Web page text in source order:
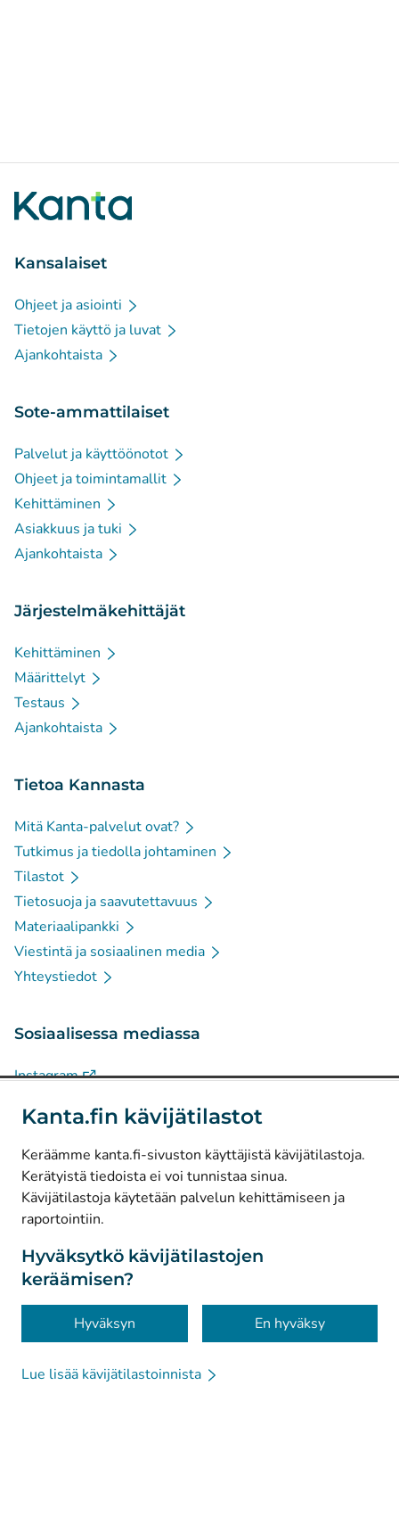
Kanta.fin kävijätilastot
Keräämme kanta.fi-sivuston käyttäjistä kävijätilastoja.
Kerätyistä tiedoista ei voi tunnistaa sinua.
Kävijätilastoja käytetään palvelun kehittämiseen ja
raportointiin.
Hyväksytkö kävijätilastojen
keräämisen?
Hyväksyn En hyväksy
Lue lisää kävijätilastoinnista
Kansalaiset
Ohjeet ja asiointi
Tietojen käyttö ja luvat
Ajankohtaista
Sote-ammattilaiset
Palvelut ja käyttöönotot
Ohjeet ja toimintamallit
Kehittäminen
Asiakkuus ja tuki
Ajankohtaista
Järjestelmäkehittäjät
Kehittäminen
Määrittelyt
Testaus
Ajankohtaista
Tietoa Kannasta
Mitä Kanta-palvelut ovat?
Tutkimus ja tiedolla johtaminen
Tilastot
Tietosuoja ja saavutettavuus
Materiaalipankki
Viestintä ja sosiaalinen media
Yhteystiedot
Sosiaalisessa mediassa
Instagram(Avautuu uuteen välilehteen)
Facebook(Avautuu uuteen välilehteen)
© Kanta-Palvelut, Kansaneläkelaitos
Tietosuoja
Tietoa sivustosta
Saavutettavuus
Evästeet